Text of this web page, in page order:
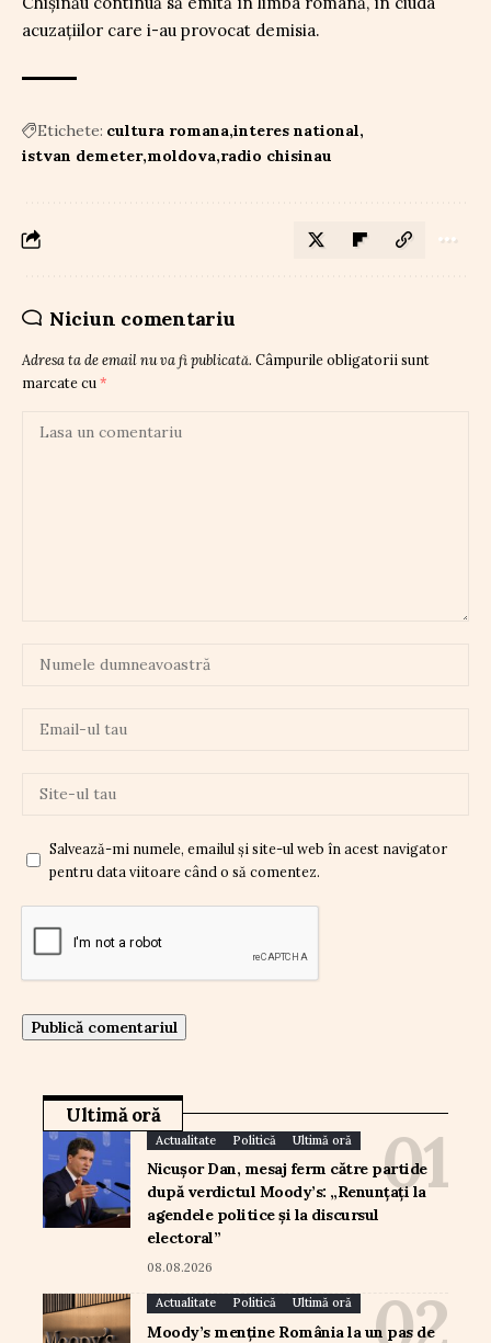
acuzațiilor care i-au provocat demisia.
Etichete: cultura romana interes national
istvan demeter moldova radio chisinau
Niciun comentariu
Adresa ta de email nu va fi publicată. Câmpurile obligatorii sunt
marcate cu *
Salvează-mi numele, emailul și site-ul web în acest navigator
pentru data viitoare când o să comentez.
Ultimă oră
Actualitate Politică Ultimă oră
Nicușor Dan, mesaj ferm către partide
după verdictul Moody’s: „Renunțați la
agendele politice și la discursul
electoral”
08.08.2026
Actualitate Politică Ultimă oră
Moody’s menține România la un pas de